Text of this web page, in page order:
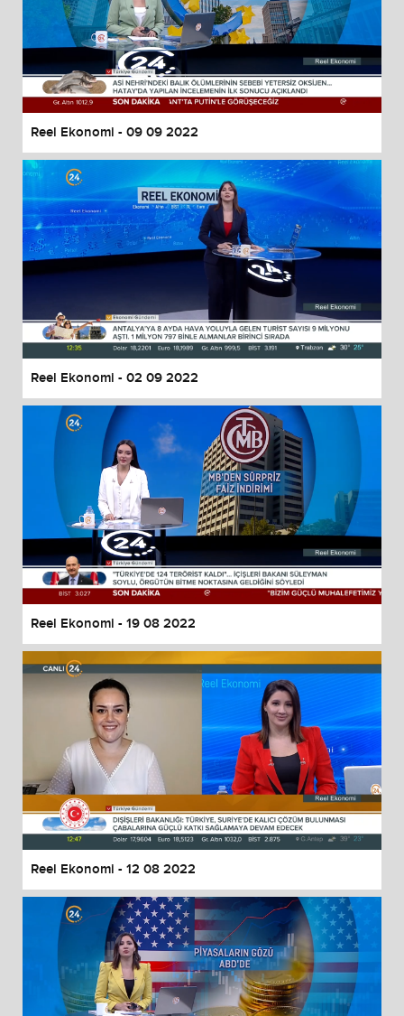
Reel Ekonomi - 09 09 2022
Reel Ekonomi - 02 09 2022
Reel Ekonomi - 19 08 2022
Reel Ekonomi - 12 08 2022